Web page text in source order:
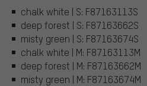
chalk white | S: F87163113S
deep forest | S: F87163662S
misty green | S: F87163674S
chalk white | M: F87163113M
deep forest | M: F87163662M
misty green | M: F87163674M